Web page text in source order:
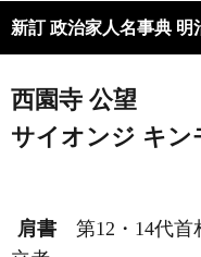
新訂 政治家人名事典 明
西園寺 公望
サイオンジ キン
肩書
第12・14代